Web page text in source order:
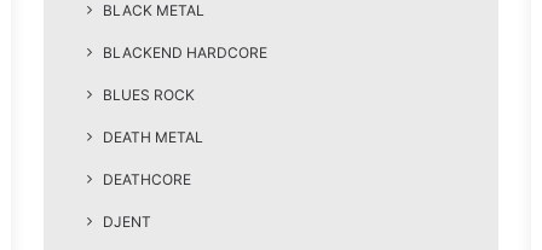
BLACK METAL
BLACKEND HARDCORE
BLUES ROCK
DEATH METAL
DEATHCORE
DJENT